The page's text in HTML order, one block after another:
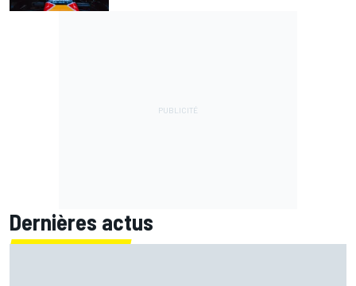
Dernières actus